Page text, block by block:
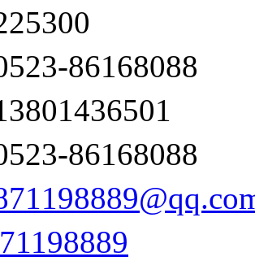
86168088
86168088